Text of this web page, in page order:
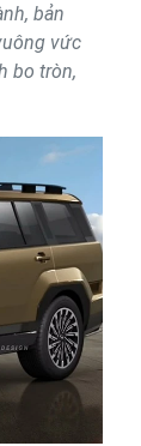
bản
vức
bo tròn,